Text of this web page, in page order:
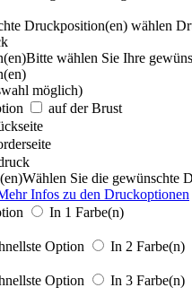
Druckposition(en) wählen
Bitte wählen Sie Ihre
möglich)
auf der Brust
Wählen Sie die gewünschte
Infos zu den Druckoptionen
In 1 Farbe(n)
Option
In 2 Farbe(n)
Option
In 3 Farbe(n)